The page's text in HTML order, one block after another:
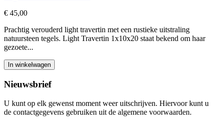
€ 45,00
Prachtig verouderd light travertin met een rustieke uitstraling
natuursteen tegels. Light Travertin 1x10x20 staat bekend om haar
gezoete...
In winkelwagen
Nieuwsbrief
U kunt op elk gewenst moment weer uitschrijven. Hiervoor kunt u
de contactgegevens gebruiken uit de algemene voorwaarden.